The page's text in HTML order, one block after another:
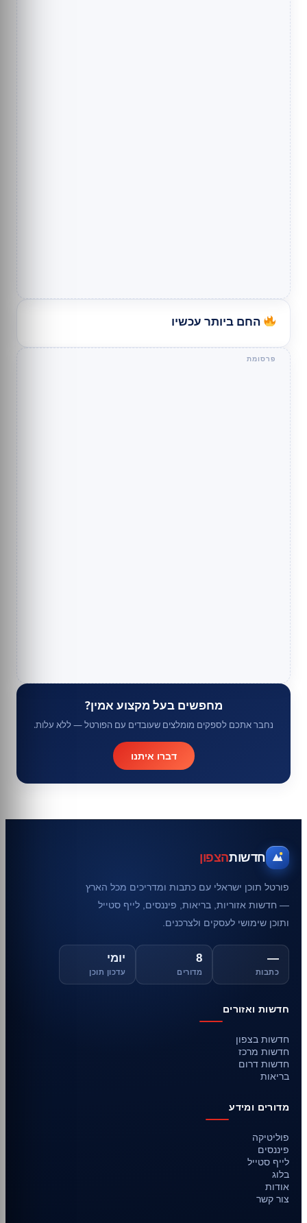
החם ביותר עכשיו
מחפשים בעל מקצוע אמין?
נחבר אתכם לספקים מומלצים שעובדים עם הפורטל — ללא עלות.
דברו איתנו
חדשותהצפון
פורטל תוכן ישראלי עם כתבות ומדריכים מכל הארץ
— חדשות אזוריות, בריאות, פיננסים, לייף סטייל
ותוכן שימושי לעסקים ולצרכנים.
—
כתבות
8
מדורים
יומי
עדכון תוכן
חדשות ואזורים
חדשות בצפון
חדשות מרכז
חדשות דרום
בריאות
מדורים ומידע
פוליטיקה
פיננסים
לייף סטייל
בלוג
אודות
צור קשר